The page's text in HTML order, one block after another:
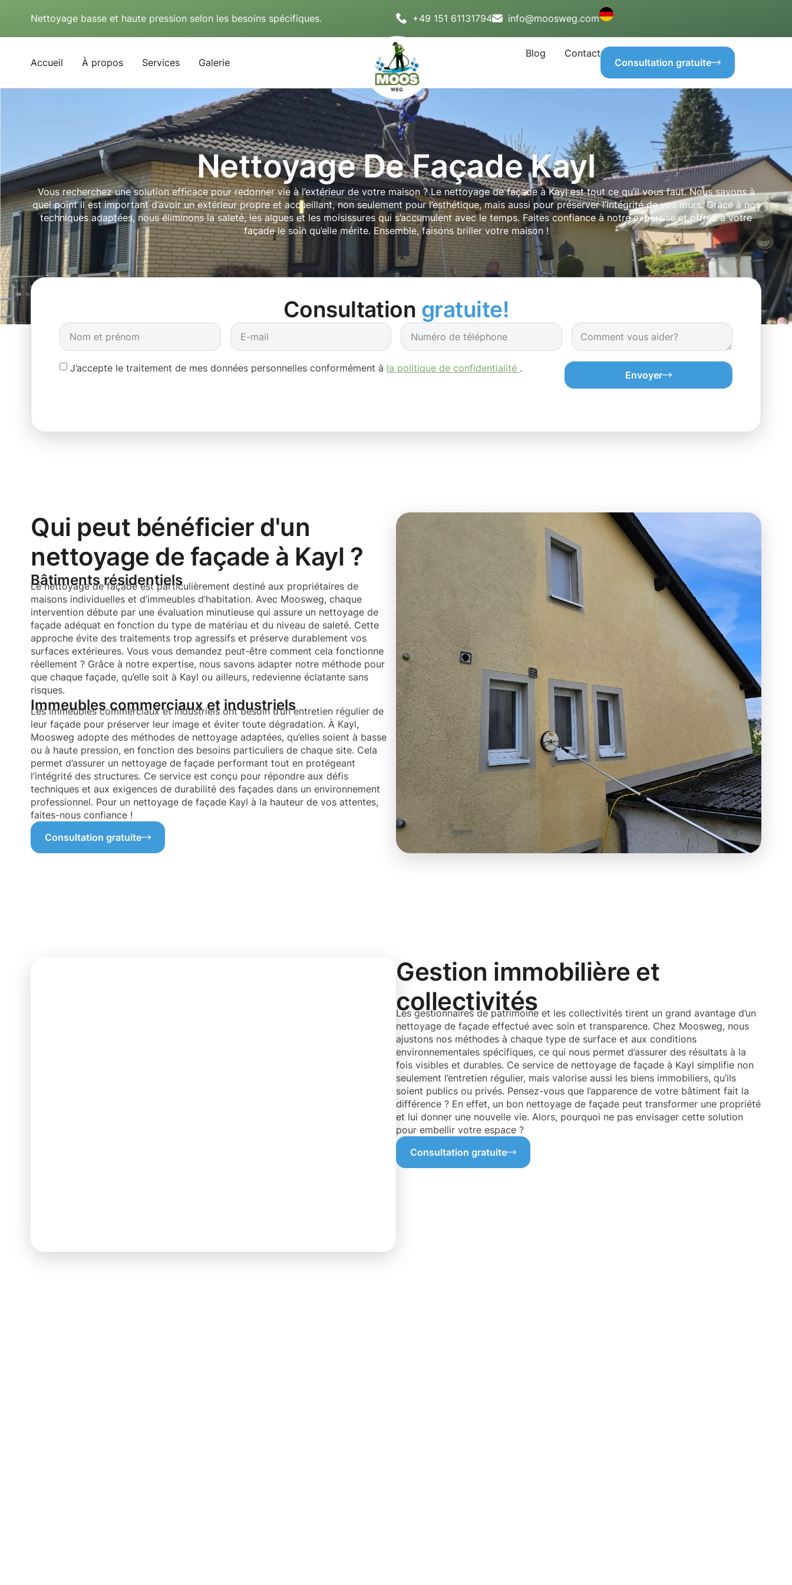
Nettoyage basse et haute pression selon les besoins spécifiques. +49 151 61131794 info@moosweg.com
Accueil À propos Services Galerie
Blog
Contact
Consultation gratuite
Nettoyage De Façade Kayl
Vous recherchez une solution efficace pour redonner vie à l’extérieur de votre maison ? Le nettoyage de façade à Kayl est tout ce qu’il vous faut. Nous savons à
quel point il est important d’avoir un extérieur propre et accueillant, non seulement pour l’esthétique, mais aussi pour préserver l’intégrité de vos murs. Grâce à nos
techniques adaptées, nous éliminons la saleté, les algues et les moisissures qui s’accumulent avec le temps. Faites confiance à notre expertise et offrez à votre
façade le soin qu’elle mérite. Ensemble, faisons briller votre maison !
Consultation gratuite!
J’accepte le traitement de mes données personnelles conformément à la politique de confidentialité .
Envoyer
Qui peut bénéficier d'un
nettoyage de façade à Kayl ?
Bâtiments résidentiels
Le nettoyage de façade est particulièrement destiné aux propriétaires de
maisons individuelles et d’immeubles d’habitation. Avec Moosweg, chaque
intervention débute par une évaluation minutieuse qui assure un nettoyage de
façade adéquat en fonction du type de matériau et du niveau de saleté. Cette
approche évite des traitements trop agressifs et préserve durablement vos
surfaces extérieures. Vous vous demandez peut-être comment cela fonctionne
réellement ? Grâce à notre expertise, nous savons adapter notre méthode pour
que chaque façade, qu’elle soit à Kayl ou ailleurs, redevienne éclatante sans
risques.
Immeubles commerciaux et industriels
Les immeubles commerciaux et industriels ont besoin d’un entretien régulier de
leur façade pour préserver leur image et éviter toute dégradation. À Kayl,
Moosweg adopte des méthodes de nettoyage adaptées, qu’elles soient à basse
ou à haute pression, en fonction des besoins particuliers de chaque site. Cela
permet d’assurer un nettoyage de façade performant tout en protégeant
l’intégrité des structures. Ce service est conçu pour répondre aux défis
techniques et aux exigences de durabilité des façades dans un environnement
professionnel. Pour un nettoyage de façade Kayl à la hauteur de vos attentes,
faites-nous confiance !
Consultation gratuite
Gestion immobilière et
collectivités
Les gestionnaires de patrimoine et les collectivités tirent un grand avantage d’un
nettoyage de façade effectué avec soin et transparence. Chez Moosweg, nous
ajustons nos méthodes à chaque type de surface et aux conditions
environnementales spécifiques, ce qui nous permet d’assurer des résultats à la
fois visibles et durables. Ce service de nettoyage de façade à Kayl simplifie non
seulement l’entretien régulier, mais valorise aussi les biens immobiliers, qu’ils
soient publics ou privés. Pensez-vous que l’apparence de votre bâtiment fait la
différence ? En effet, un bon nettoyage de façade peut transformer une propriété
et lui donner une nouvelle vie. Alors, pourquoi ne pas envisager cette solution
pour embellir votre espace ?
Consultation gratuite